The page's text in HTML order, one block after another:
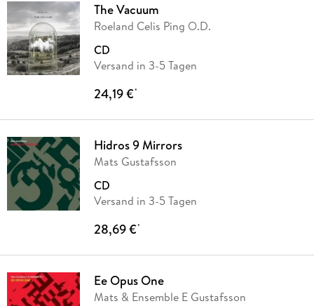
The Vacuum
Roeland Celis Ping O.D.
CD
Versand in 3-5 Tagen
24,19 €*
Hidros 9 Mirrors
Mats Gustafsson
CD
Versand in 3-5 Tagen
28,69 €*
Ee Opus One
Mats & Ensemble E Gustafsson